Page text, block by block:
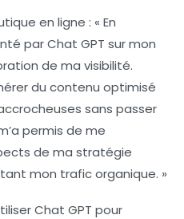
en ligne : « En
par Chat GPT sur mon
de ma visibilité.
du contenu optimisé
sans passer
permis de me
de ma stratégie
mon trafic organique. »
Chat GPT pour